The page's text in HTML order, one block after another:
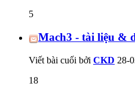
5
Mach3 - tài liệu &
Viết bài cuối bởi CKD 28-
18